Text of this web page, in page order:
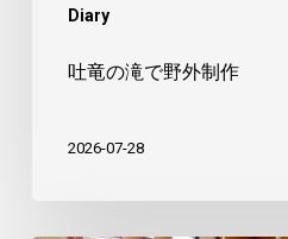
Diary
吐竜の滝で野外制作
2026-07-28